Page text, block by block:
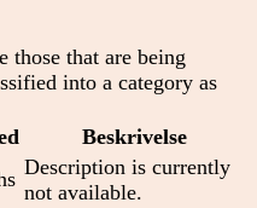
those that are being
into a category as
Beskrivelse
Description is currently
not available.